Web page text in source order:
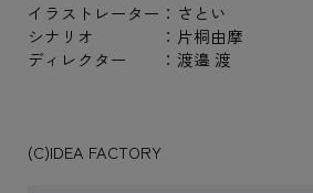
イラストレーター：さとい
シナリオ ：片桐由摩
ディレクター ：渡邉 渡
(C)IDEA FACTORY